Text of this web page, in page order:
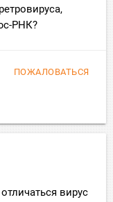
РНК?
ПОЖАЛОВАТЬСЯ
вирус